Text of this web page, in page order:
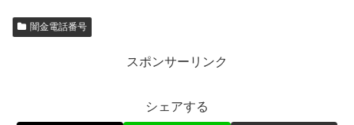
闇金電話番号
スポンサーリンク
シェアする